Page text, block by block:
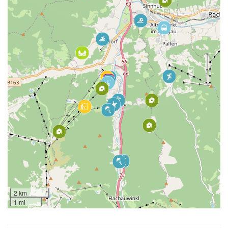
2 km
1 mi